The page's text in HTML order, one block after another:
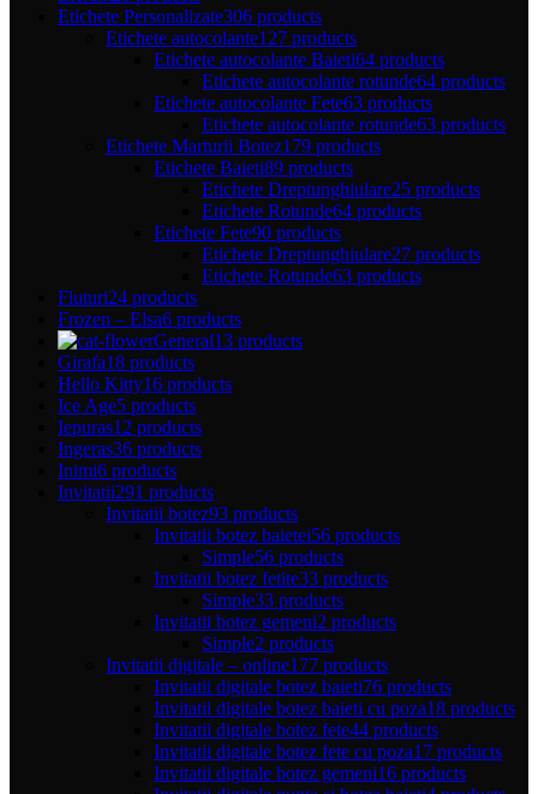
Etichete Personalizate306 products
Etichete autocolante127 products
Etichete autocolante Baieti64 products
Etichete autocolante rotunde64 products
Etichete autocolante Fete63 products
Etichete autocolante rotunde63 products
Etichete Marturii Botez179 products
Etichete Baieti89 products
Etichete Dreptunghiulare25 products
Etichete Rotunde64 products
Etichete Fete90 products
Etichete Dreptunghiulare27 products
Etichete Rotunde63 products
Fluturi24 products
Frozen – Elsa6 products
General13 products
Girafa18 products
Hello Kitty16 products
Ice Age5 products
Iepuras12 products
Ingeras36 products
Inimi6 products
Invitatii291 products
Invitatii botez93 products
Invitatii botez baietei56 products
Simple56 products
Invitatii botez fetite33 products
Simple33 products
Invitatii botez gemeni2 products
Simple2 products
Invitatii digitale – online177 products
Invitatii digitale botez baieti76 products
Invitatii digitale botez baieti cu poza18 products
Invitatii digitale botez fete44 products
Invitatii digitale botez fete cu poza17 products
Invitatii digitale botez gemeni16 products